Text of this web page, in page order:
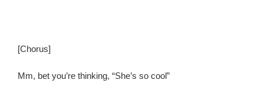
[Chorus]
Mm, bet you’re thinking, “She’s so cool”